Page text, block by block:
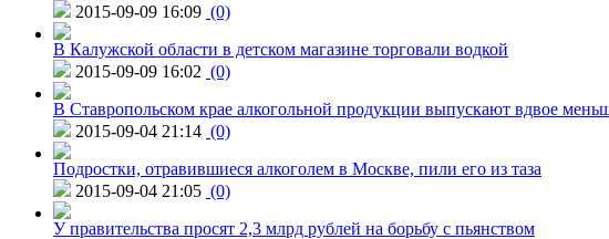
2015-09-09 16:09 (0)
В Калужской области в детском магазине торговали водкой
2015-09-09 16:02 (0)
В Ставропольском крае алкогольной продукции выпускают вдвое
2015-09-04 21:14 (0)
Подростки, отравившиеся алкоголем в Москве, пили его из таза
2015-09-04 21:05 (0)
У правительства просят 2,3 млрд рублей на борьбу с пьянством